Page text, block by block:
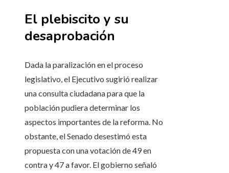
El plebiscito y su
desaprobación
Dada la paralización en el proceso
legislativo, el Ejecutivo sugirió realizar
una consulta ciudadana para que la
población pudiera determinar los
aspectos importantes de la reforma. No
obstante, el Senado desestimó esta
propuesta con una votación de 49 en
contra y 47 a favor. El gobierno señaló